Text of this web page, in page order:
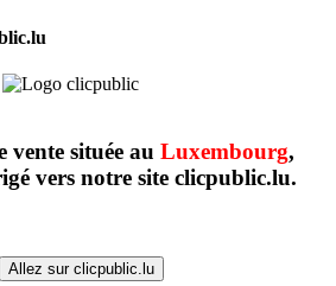
vente située au Luxembourg,
vers notre site clicpublic.lu.
Allez sur clicpublic.lu